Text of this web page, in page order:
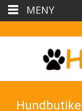
MENY